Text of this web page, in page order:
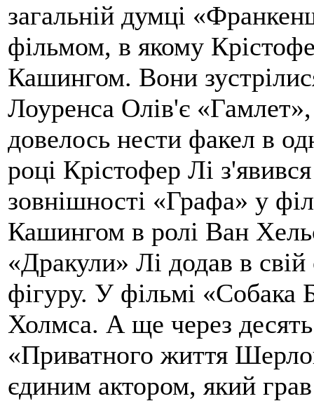
загальній думці
фільмом, в якому
Кашингом. Вони
Лоуренса Олів'є
довелось нести факел в
році Крістофер Лі
зовнішності «Графа» у
Кашингом в ролі Ван
«Дракули» Лі додав в
фігуру. У фільмі «Собака
Холмса. А ще через
«Приватного життя
єдиним актором, який